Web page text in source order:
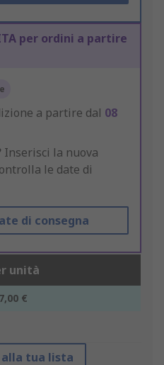
per ordini a partire
a partire dal 08
Inserisci la nuova
le date di
di consegna
unità
€
tua lista